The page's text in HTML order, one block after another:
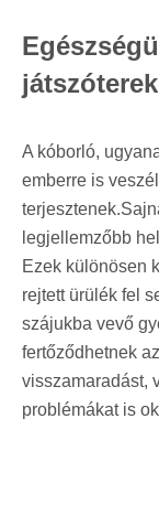
A kóborló,
emberre is
legjellemzőbb
Ezek különösen
rejtett ürülék fel
szájukba vevő
fertőződhetnek
visszamaradást,
problémákat is